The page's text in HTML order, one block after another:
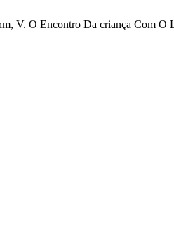
V. O Encontro Da criança Com O